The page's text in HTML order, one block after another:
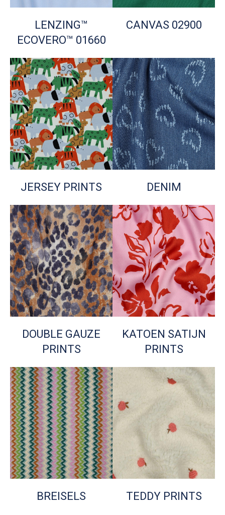
LENZING™
ECOVERO™ 01660
CANVAS 02900
JERSEY PRINTS DENIM
DOUBLE GAUZE
PRINTS
KATOEN SATIJN
PRINTS
BREISELS TEDDY PRINTS